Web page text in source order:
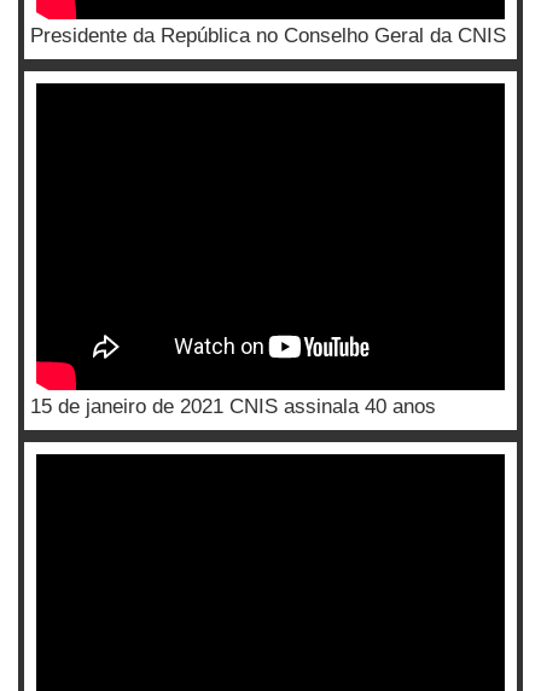
Presidente da República no Conselho Geral da CNIS
15 de janeiro de 2021 CNIS assinala 40 anos